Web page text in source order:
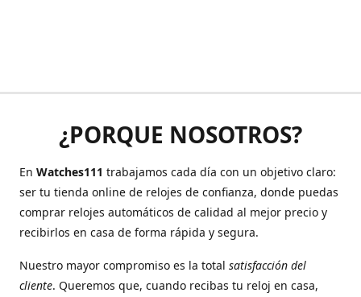
¿PORQUE NOSOTROS?
En Watches111 trabajamos cada día con un objetivo claro:
ser tu tienda online de relojes de confianza, donde puedas
comprar relojes automáticos de calidad al mejor precio y
recibirlos en casa de forma rápida y segura.
Nuestro mayor compromiso es la total satisfacción del
cliente. Queremos que, cuando recibas tu reloj en casa,